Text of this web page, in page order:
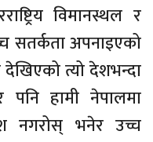
विमानस्थल र
सतर्कता अपनाइएको
त्यो देशभन्दा
हामी नेपालमा
नगरोस् भनेर उच्च